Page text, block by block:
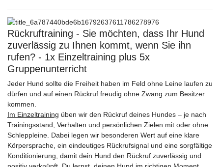
Rückruftraining - Sie möchten, dass Ihr Hund
zuverlässig zu Ihnen kommt, wenn Sie ihn
rufen? - 1x Einzeltraining plus 5x
Gruppenunterricht
Jeder Hund sollte die Freiheit haben im Feld ohne Leine laufen zu
dürfen und auf einen Rückruf freudig ohne Zwang zum Besitzer
kommen.
Im Einzeltraining üben wir den Rückruf deines Hundes – je nach
Trainingsstand, Verhalten und persönlichen Zielen mit oder ohne
Schleppleine. Dabei legen wir besonderen Wert auf eine klare
Körpersprache, ein eindeutiges Rückrufsignal und eine sorgfältige
Konditionierung, damit dein Hund den Rückruf zuverlässig und